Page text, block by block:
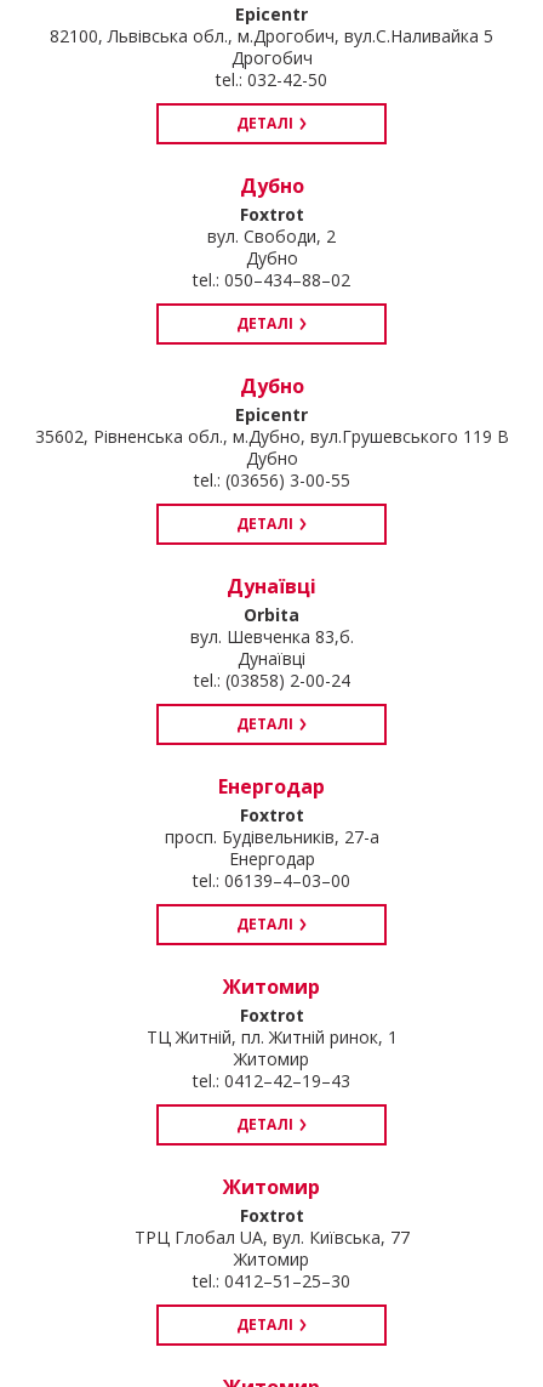
Epicentr
82100, Львівська обл., м.Дрогобич, вул.С.Наливайка 5
Дрогобич
tel.: 032-42-50
ДЕТАЛІ
Дубно
Foxtrot
вул. Свободи, 2
Дубно
tel.: 050–434–88–02
ДЕТАЛІ
Дубно
Epicentr
35602, Рівненська обл., м.Дубно, вул.Грушевського 119 В
Дубно
tel.: (03656) 3-00-55
ДЕТАЛІ
Дунаївці
Orbita
вул. Шевченка 83,б.
Дунаївці
tel.: (03858) 2-00-24
ДЕТАЛІ
Енергодар
Foxtrot
просп. Будівельників, 27-а
Енергодар
tel.: 06139–4–03–00
ДЕТАЛІ
Житомир
Foxtrot
ТЦ Житній, пл. Житній ринок, 1
Житомир
tel.: 0412–42–19–43
ДЕТАЛІ
Житомир
Foxtrot
ТРЦ Глобал UA, вул. Київська, 77
Житомир
tel.: 0412–51–25–30
ДЕТАЛІ